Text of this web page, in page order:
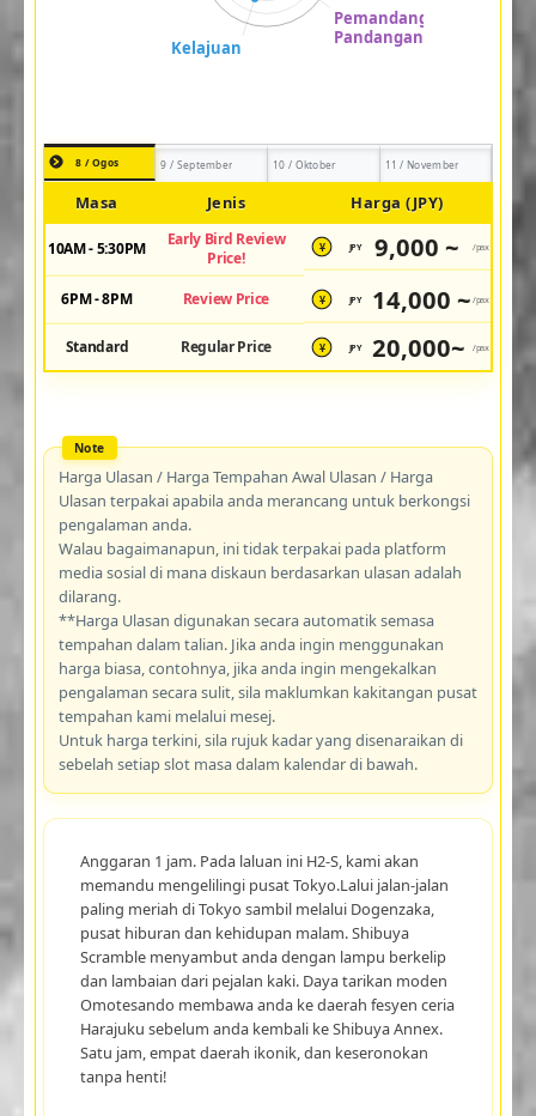
8 / Ogos 9 / September 10 / Oktober 11 / November
Masa Jenis Harga (JPY)
10AM - 5:30PM
Early Bird Review
Price!
¥ JPY 9,000 ~ /pax
6PM - 8PM Review Price ¥ JPY 14,000 ~ /pax
Standard Regular Price ¥ JPY 20,000~ /pax
Harga Ulasan / Harga Tempahan Awal Ulasan / Harga
Ulasan terpakai apabila anda merancang untuk berkongsi
pengalaman anda.
Walau bagaimanapun, ini tidak terpakai pada platform
media sosial di mana diskaun berdasarkan ulasan adalah
dilarang.
**Harga Ulasan digunakan secara automatik semasa
tempahan dalam talian. Jika anda ingin menggunakan
harga biasa, contohnya, jika anda ingin mengekalkan
pengalaman secara sulit, sila maklumkan kakitangan pusat
tempahan kami melalui mesej.
Untuk harga terkini, sila rujuk kadar yang disenaraikan di
sebelah setiap slot masa dalam kalendar di bawah.
Anggaran 1 jam. Pada laluan ini H2-S, kami akan
memandu mengelilingi pusat Tokyo.Lalui jalan-jalan
paling meriah di Tokyo sambil melalui Dogenzaka,
pusat hiburan dan kehidupan malam. Shibuya
Scramble menyambut anda dengan lampu berkelip
dan lambaian dari pejalan kaki. Daya tarikan moden
Omotesando membawa anda ke daerah fesyen ceria
Harajuku sebelum anda kembali ke Shibuya Annex.
Satu jam, empat daerah ikonik, dan keseronokan
tanpa henti!